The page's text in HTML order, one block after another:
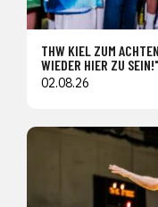
THW KIEL ZUM
WIEDER HIER ZU SEIN!"
02.08.26